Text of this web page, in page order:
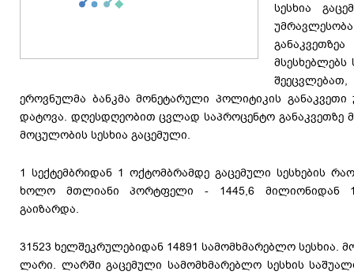
სესხია
ეროვნულმა ბანკმა მონეტარული პოლიტიკის
დატოვა. დღესდღეობით ცვლად საპროცენტო განაკვეთზე
მოცულობის სესხია გაცემული.
1 სექტემბრიდან 1 ოქტომბრამდე გაცემული სესხების
ხოლო მთლიანი პორტფელი - 1445,6 მილიონიდან
გაიზარდა.
31523 ხელშეკრულებიდან 14891 სამომხმარებლო სესხია.
ლარი. ლარში გაცემული სამომხმარებლო სესხის